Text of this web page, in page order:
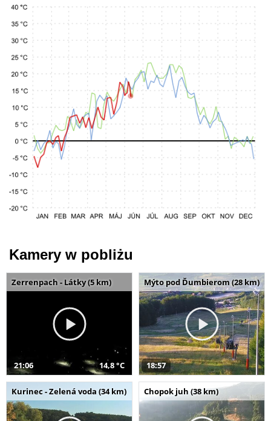
Kamery w pobliżu
Zerrenpach - Látky (5 km)
21:06 14,8 °C
Mýto pod Ďumbierom (28 km)
18:57
Kurinec - Zelená voda (34 km) Chopok juh (38 km)